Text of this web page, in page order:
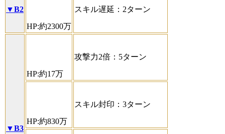
▼B2
HP:約2300万
スキル遅延：2ターン
▼B3
HP:約17万
攻撃力2倍：5ターン
HP:約830万
スキル封印：3ターン